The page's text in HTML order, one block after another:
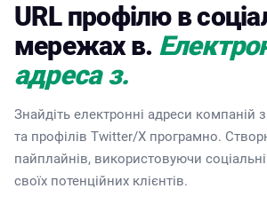
URL профілю в
мережах в.
адреса з.
Знайдіть електронні адреси компаній
та профілів Twitter/X програмно.
пайплайнів, використовуючи
своїх потенційних клієнтів.